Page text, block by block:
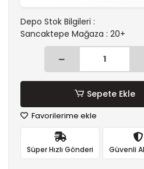
Depo Stok Bilgileri :
Sancaktepe Mağaza : 20+
Sepete Ekle
Favorilerime ekle
Süper Hızlı Gönderi Güvenli